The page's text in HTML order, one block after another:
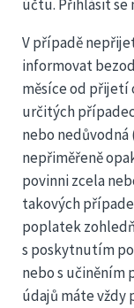
účtu. Přihlásit se
V případě
informovat
měsíce od přijetí
určitých
nebo nedůvodná
nepřiměřeně
povinni zcela
takových
poplatek
s poskytnutím
nebo s učiněním
údajů máte vždy